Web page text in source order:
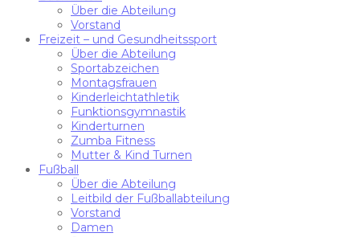
Über die Abteilung
Vorstand
Freizeit – und Gesundheitssport
Über die Abteilung
Sportabzeichen
Montagsfrauen
Kinderleichtathletik
Funktionsgymnastik
Kinderturnen
Zumba Fitness
Mutter & Kind Turnen
Fußball
Über die Abteilung
Leitbild der Fußballabteilung
Vorstand
Damen